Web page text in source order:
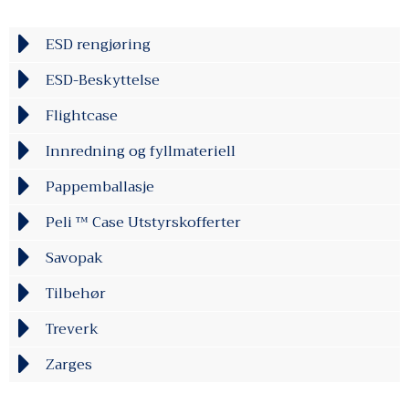
ESD rengjøring
ESD-Beskyttelse
Flightcase
Innredning og fyllmateriell
Pappemballasje
Peli ™ Case Utstyrskofferter
Savopak
Tilbehør
Treverk
Zarges